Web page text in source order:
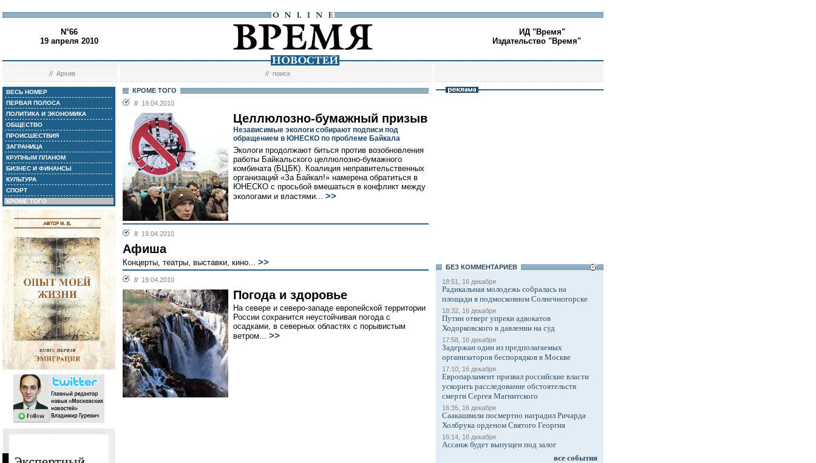
N°66
19 апреля 2010
ИД "Время"
Издательство "Время"
//Архив //поиск
ВЕСЬ НОМЕР
ПЕРВАЯ ПОЛОСА
ПОЛИТИКА И ЭКОНОМИКА
ОБЩЕСТВО
ПРОИСШЕСТВИЯ
ЗАГРАНИЦА
КРУПНЫМ ПЛАНОМ
БИЗНЕС И ФИНАНСЫ
КУЛЬТУРА
СПОРТ
КРОМЕ ТОГО
КРОМЕ ТОГО
// 19.04.2010
Целлюлозно-бумажный призыв
Независимые экологи собирают подписи под
обращением в ЮНЕСКО по проблеме Байкала
Экологи продолжают биться против возобновления
работы Байкальского целлюлозно-бумажного
комбината (БЦБК). Коалиция неправительственных
организаций «За Байкал!» намерена обратиться в
ЮНЕСКО с просьбой вмешаться в конфликт между
экологами и властями... >>
// 19.04.2010
Афиша
Концерты, театры, выставки, кино... >>
// 19.04.2010
Погода и здоровье
На севере и северо-западе европейской территории
России сохранится неустойчивая погода с
осадками, в северных областях с порывистым
ветром... >>
БЕЗ КОМMЕНТАРИЕВ
18:51, 16 декабря
Радикальная молодежь собралась на
площади в подмосковном Солнечногорске
18:32, 16 декабря
Путин отверг упреки адвокатов
Ходорковского в давлении на суд
17:58, 16 декабря
Задержан один из предполагаемых
организаторов беспорядков в Москве
17:10, 16 декабря
Европарламент призвал российские власти
ускорить расследование обстоятельств
смерти Сергея Магнитского
16:35, 16 декабря
Саакашвили посмертно наградил Ричарда
Холбрука орденом Святого Георгия
16:14, 16 декабря
Ассанж будет выпущен под залог
все события